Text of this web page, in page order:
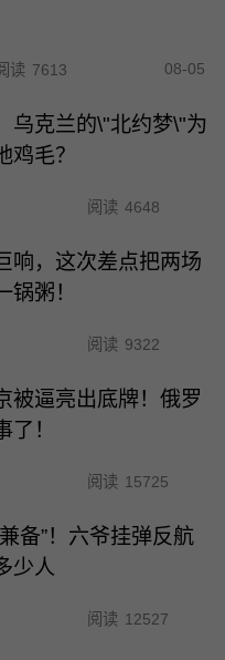
读 7613 08-05
乌克兰的\"北约梦\"为
鸡毛？
阅读 4648
响，这次差点把两场
锅粥！
阅读 9322
被逼亮出底牌！俄罗
了！
阅读 15725
备”！六爷挂弹反航
少人
阅读 12527